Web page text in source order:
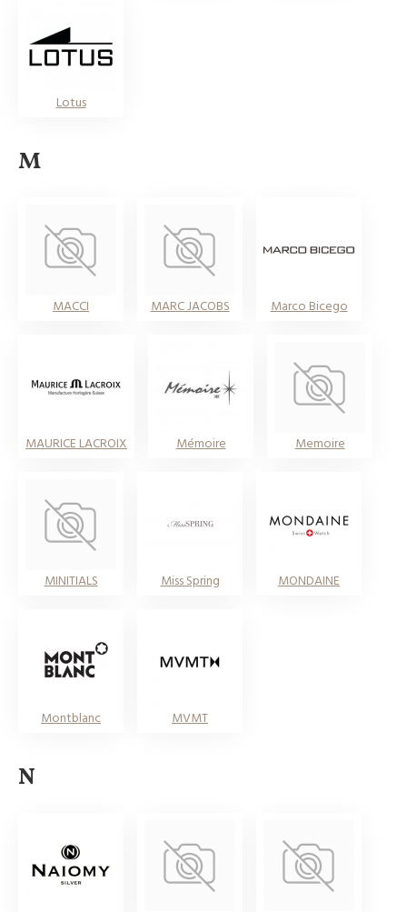
Lotus
M
MACCI MARC JACOBS Marco Bicego
MAURICE LACROIX Mémoire Memoire
MINITIALS Miss Spring MONDAINE
Montblanc MVMT
N